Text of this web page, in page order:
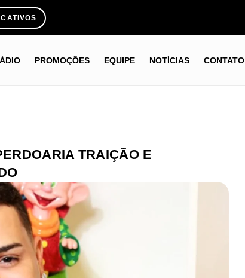
PROMOÇÕES EQUIPE NOTÍCIAS CONTATO
TRAIÇÃO E